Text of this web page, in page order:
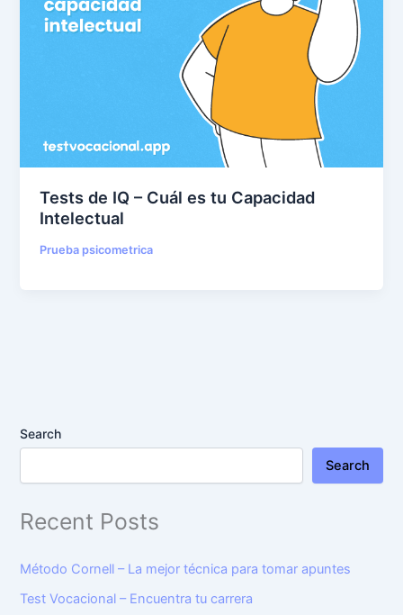
Tests de IQ – Cuál es tu Capacidad
Intelectual
Prueba psicometrica
Search
Search
Recent Posts
Método Cornell – La mejor técnica para tomar apuntes
Test Vocacional – Encuentra tu carrera